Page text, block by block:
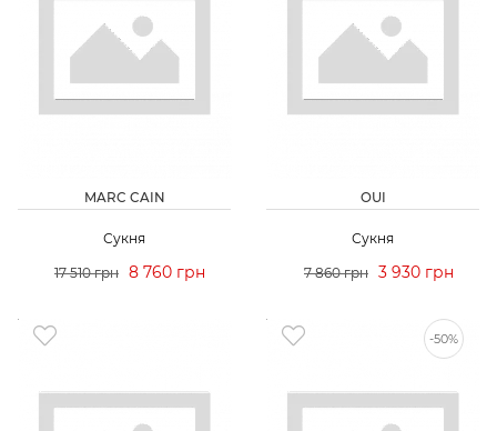
MARC CAIN
Сукня
17 510 грн 8 760 грн
OUI
Сукня
7 860 грн 3 930 грн
-50%